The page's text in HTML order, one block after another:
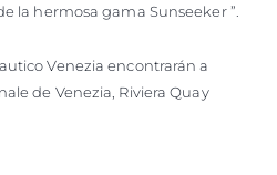
la hermosa gama Sunseeker ”.
Venezia encontrarán a
de Venezia, Riviera Quay